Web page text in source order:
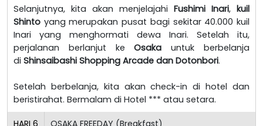
Selanjutnya, kita akan menjelajahi Fushimi Inari, kuil
Shinto yang merupakan pusat bagi sekitar 40.000 kuil
Inari yang menghormati dewa Inari. Setelah itu,
perjalanan berlanjut keOsaka untuk berbelanja
di Shinsaibashi Shopping Arcade dan Dotonbori.
Setelah berbelanja, kita akan check-in di hotel dan
beristirahat. Bermalam di Hotel *** atau setara.
HARI 6 OSAKA FREEDAY (Breakfast)